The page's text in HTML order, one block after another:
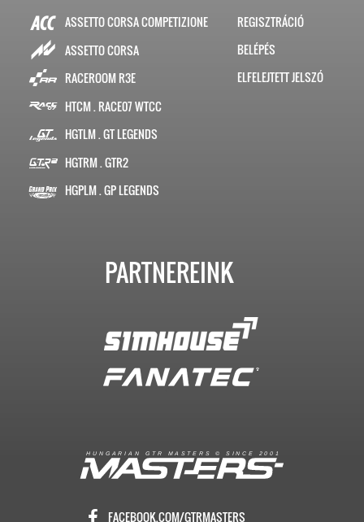
ASSETTO CORSA COMPETIZIONE
ASSETTO CORSA
RACEROOM R3E
HTCM . RACE07 WTCC
HGTLM . GT LEGENDS
HGTRM . GTR2
HGPLM . GP LEGENDS
REGISZTRÁCIÓ
BELÉPÉS
ELFELEJTETT JELSZÓ
PARTNEREINK
H U N G A R I A N G T R M A S T E R S © S I N C E 2 0 0 1
FACEBOOK.COM/GTRMASTERS